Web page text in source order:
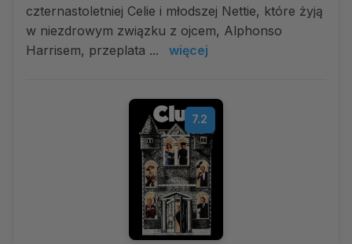
czternastoletniej Celie i młodszej Nettie, które żyją
w niezdrowym związku z ojcem, Alphonso
Harrisem, przeplata ...
więcej
7.2